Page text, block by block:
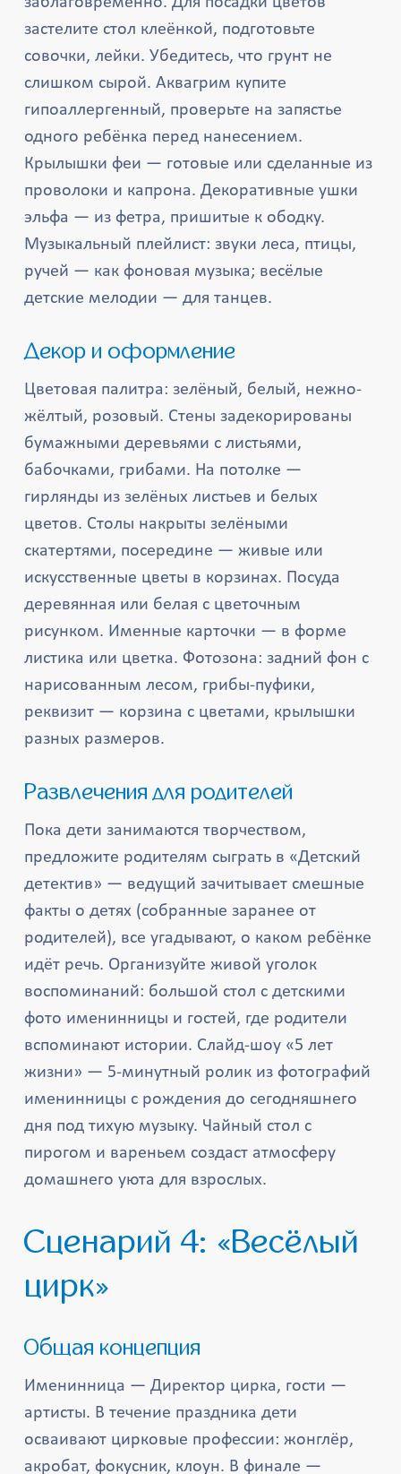
застелите стол клеёнкой, подготовьте
совочки, лейки. Убедитесь, что грунт не
слишком сырой. Аквагрим купите
гипоаллергенный, проверьте на запястье
одного ребёнка перед нанесением.
Крылышки феи — готовые или сделанные из
проволоки и капрона. Декоративные ушки
эльфа — из фетра, пришитые к ободку.
Музыкальный плейлист: звуки леса, птицы,
ручей — как фоновая музыка; весёлые
детские мелодии — для танцев.
Декор и оформление
Цветовая палитра: зелёный, белый, нежно-
жёлтый, розовый. Стены задекорированы
бумажными деревьями с листьями,
бабочками, грибами. На потолке —
гирлянды из зелёных листьев и белых
цветов. Столы накрыты зелёными
скатертями, посередине — живые или
искусственные цветы в корзинах. Посуда
деревянная или белая с цветочным
рисунком. Именные карточки — в форме
листика или цветка. Фотозона: задний фон с
нарисованным лесом, грибы-пуфики,
реквизит — корзина с цветами, крылышки
разных размеров.
Развлечения для родителей
Пока дети занимаются творчеством,
предложите родителям сыграть в «Детский
детектив» — ведущий зачитывает смешные
факты о детях (собранные заранее от
родителей), все угадывают, о каком ребёнке
идёт речь. Организуйте живой уголок
воспоминаний: большой стол с детскими
фото именинницы и гостей, где родители
вспоминают истории. Слайд-шоу «5 лет
жизни» — 5-минутный ролик из фотографий
именинницы с рождения до сегодняшнего
дня под тихую музыку. Чайный стол с
пирогом и вареньем создаст атмосферу
домашнего уюта для взрослых.
Сценарий 4: «Весёлый
цирк»
Общая концепция
Именинница — Директор цирка, гости —
артисты. В течение праздника дети
осваивают цирковые профессии: жонглёр,
акробат, фокусник, клоун. В финале —